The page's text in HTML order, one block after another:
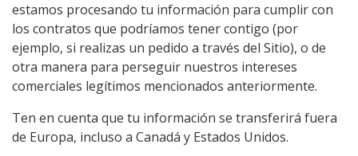
estamos procesando tu información para cumplir con
los contratos que podríamos tener contigo (por
ejemplo, si realizas un pedido a través del Sitio), o de
otra manera para perseguir nuestros intereses
comerciales legítimos mencionados anteriormente.
Ten en cuenta que tu información se transferirá fuera
de Europa, incluso a Canadá y Estados Unidos.